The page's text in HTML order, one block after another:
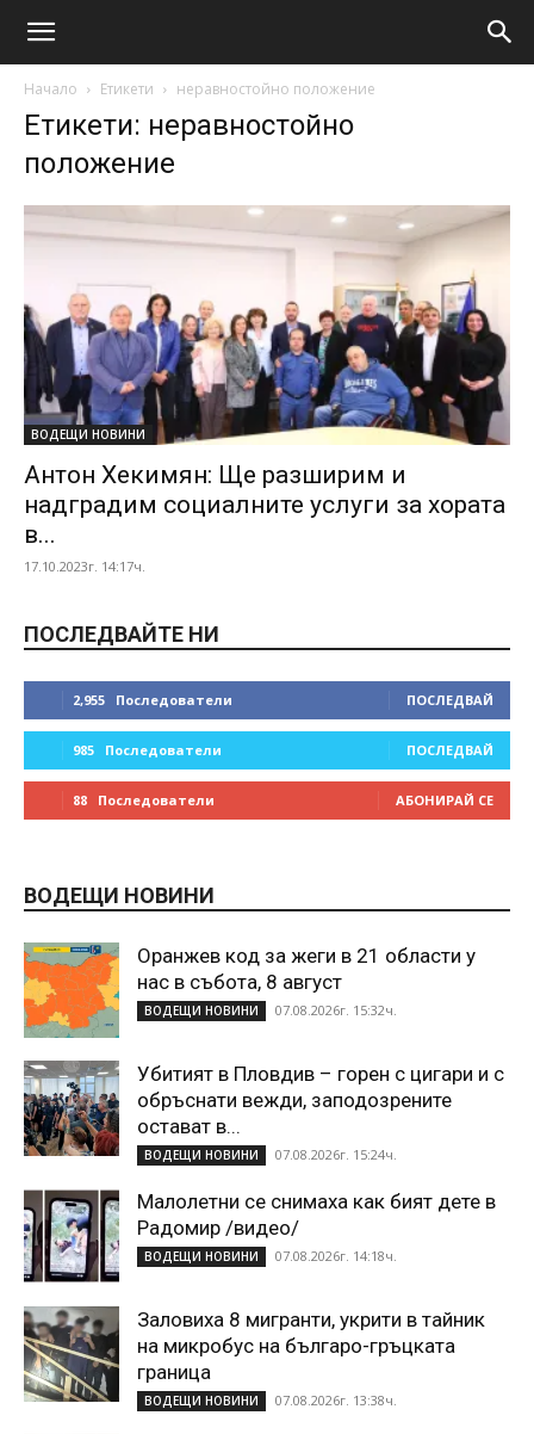
Начало Етикети неравностойно положение
Етикети: неравностойно
положение
ВОДЕЩИ НОВИНИ
Антон Хекимян: Ще разширим и
надградим социалните услуги за хората
в...
17.10.2023г. 14:17ч.
ПОСЛЕДВАЙТЕ НИ
2,955 Последователи ПОСЛЕДВАЙ
985 Последователи ПОСЛЕДВАЙ
88 Последователи АБОНИРАЙ СЕ
ВОДЕЩИ НОВИНИ
Оранжев код за жеги в 21 области у
нас в събота, 8 август
ВОДЕЩИ НОВИНИ 07.08.2026г. 15:32ч.
Убитият в Пловдив – горен с цигари и с
обръснати вежди, заподозрените
остават в...
ВОДЕЩИ НОВИНИ 07.08.2026г. 15:24ч.
Малолетни се снимаха как бият дете в
Радомир /видео/
ВОДЕЩИ НОВИНИ 07.08.2026г. 14:18ч.
Заловиха 8 мигранти, укрити в тайник
на микробус на българо-гръцката
граница
ВОДЕЩИ НОВИНИ 07.08.2026г. 13:38ч.